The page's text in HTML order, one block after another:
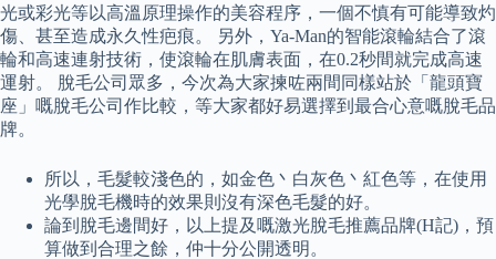
光或彩光等以高溫原理操作的美容程序，一個不慎有可能導致灼
傷、甚至造成永久性疤痕。 另外，Ya-Man的智能滾輪結合了滾
輪和高速連射技術，使滾輪在肌膚表面，在0.2秒間就完成高速
運射。 脫毛公司眾多，今次為大家揀咗兩間同樣站於「龍頭寶
座」嘅脫毛公司作比較，等大家都好易選擇到最合心意嘅脫毛品
牌。
所以，毛髮較淺色的，如金色丶白灰色丶紅色等，在使用
光學脫毛機時的效果則沒有深色毛髮的好。
論到脫毛邊間好，以上提及嘅激光脫毛推薦品牌(H記)，預
算做到合理之餘，仲十分公開透明。